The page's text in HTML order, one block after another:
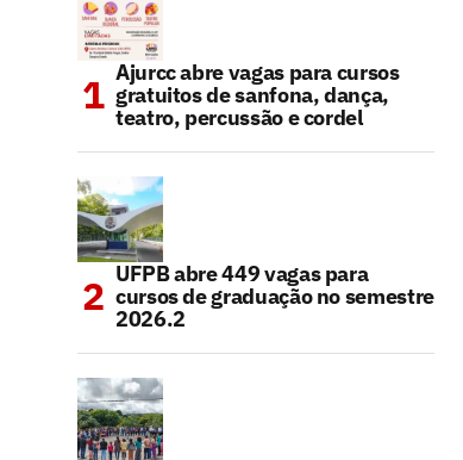
Ajurcc abre vagas para cursos
gratuitos de sanfona, dança,
teatro, percussão e cordel
UFPB abre 449 vagas para
cursos de graduação no semestre
2026.2